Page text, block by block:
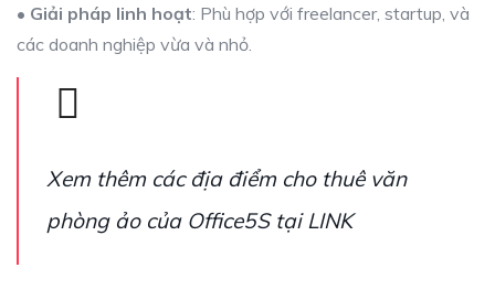
• Giải pháp linh hoạt: Phù hợp với freelancer, startup, và
các doanh nghiệp vừa và nhỏ.
Xem thêm các địa điểm cho thuê văn
phòng ảo của Office5S tạiLINK